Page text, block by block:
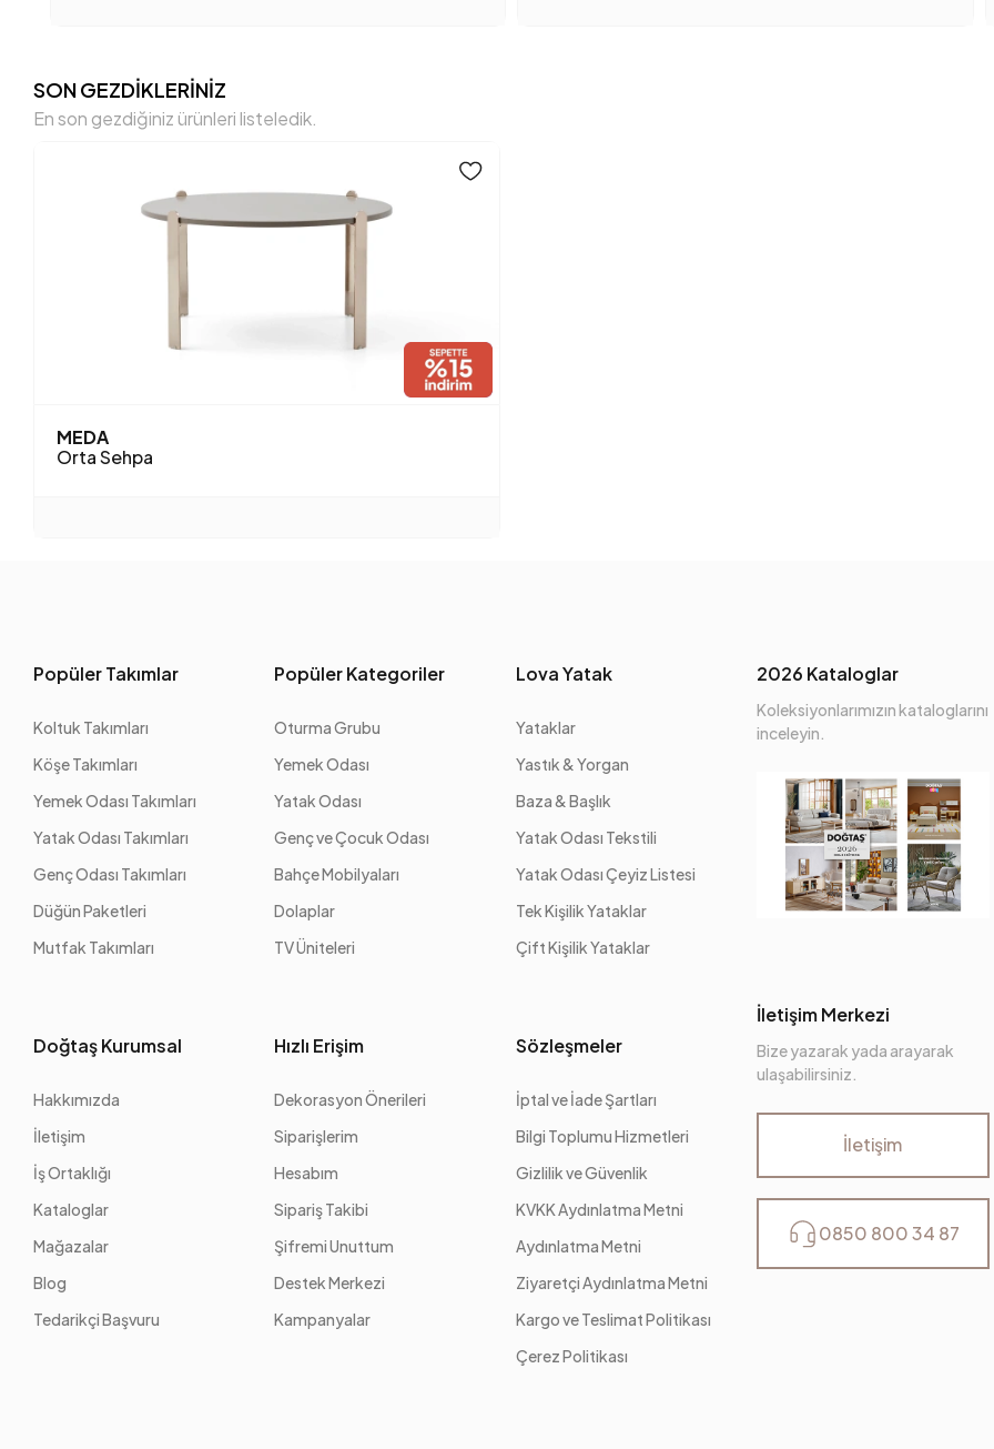
SON GEZDİKLERİNİZ
En son gezdiğiniz ürünleri listeledik.
MEDA
Orta Sehpa
Popüler Takımlar
Koltuk Takımları
Köşe Takımları
Yemek Odası Takımları
Yatak Odası Takımları
Genç Odası Takımları
Düğün Paketleri
Mutfak Takımları
Popüler Kategoriler
Oturma Grubu
Yemek Odası
Yatak Odası
Genç ve Çocuk Odası
Bahçe Mobilyaları
Dolaplar
TV Üniteleri
Lova Yatak
Yataklar
Yastık & Yorgan
Baza & Başlık
Yatak Odası Tekstili
Yatak Odası Çeyiz Listesi
Tek Kişilik Yataklar
Çift Kişilik Yataklar
Doğtaş Kurumsal
Hakkımızda
İletişim
İş Ortaklığı
Kataloglar
Mağazalar
Blog
Tedarikçi Başvuru
Hızlı Erişim
Dekorasyon Önerileri
Siparişlerim
Hesabım
Sipariş Takibi
Şifremi Unuttum
Destek Merkezi
Kampanyalar
Sözleşmeler
İptal ve İade Şartları
Bilgi Toplumu Hizmetleri
Gizlilik ve Güvenlik
KVKK Aydınlatma Metni
Aydınlatma Metni
Ziyaretçi Aydınlatma Metni
Kargo ve Teslimat Politikası
Çerez Politikası
2026 Kataloglar
Koleksiyonlarımızın kataloglarını
inceleyin.
İletişim Merkezi
Bize yazarak yada arayarak
ulaşabilirsiniz.
İletişim
0850 800 34 87